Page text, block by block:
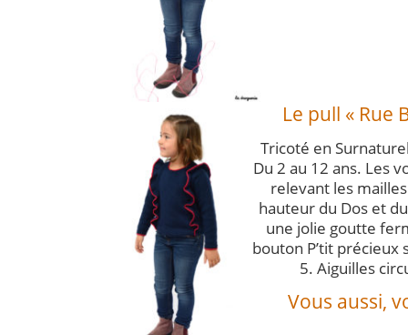
Le pull « Rue
Tricoté en
Du 2 au 12 ans. Les
relevant les
hauteur du Dos et
une jolie goutte
bouton P’tit précieux
5. Aiguilles
Vous aussi,